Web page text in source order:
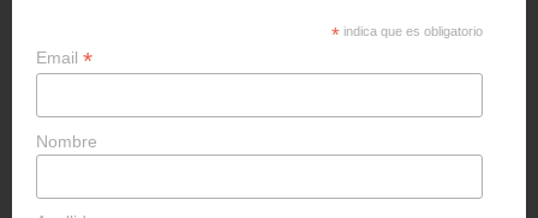
* indica que es obligatorio
Email *
Nombre